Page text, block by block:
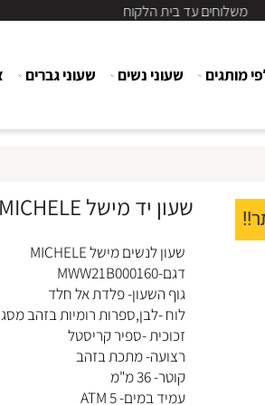
עד בית הלקוח
שעוני נשים שעוני גברים
שעון יד מישל MICHELE לנשים MWW21B000160
שעון לנשים מישל MICHELE
דגם-MWW21B000160
גוף השעון- פלדת אל חלד
לוח -לבן,ספרות רומיות בזהב
זכוכית -ספיר קריסטל
רצועה- מתכת בזהב
קוטר- 36 מ"מ